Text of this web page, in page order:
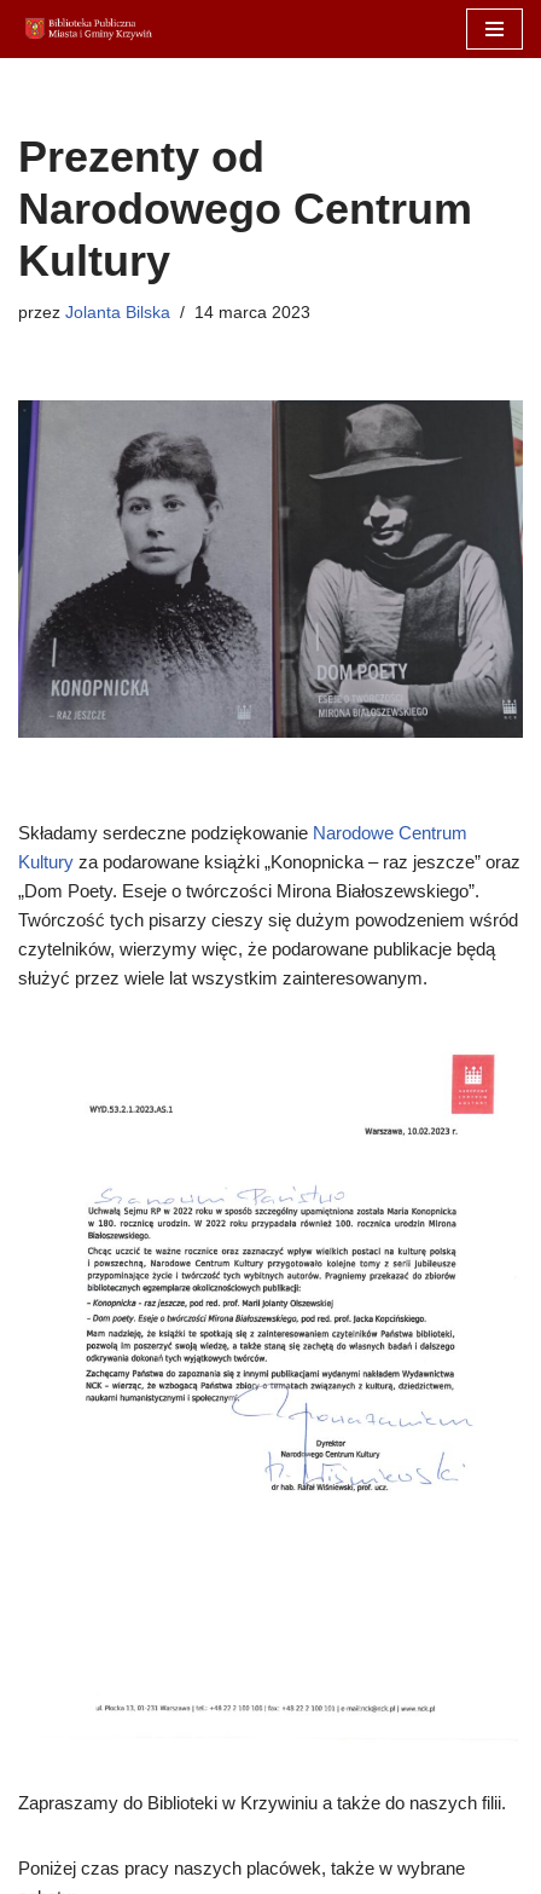
Przejdź
Prezenty od
Narodowego Centrum
Kultury
przez Jolanta Bilska 14 marca 2023
Składamy serdeczne podziękowanie Narodowe Centrum
Kultury za podarowane książki „Konopnicka – raz jeszcze” oraz
„Dom Poety. Eseje o twórczości Mirona Białoszewskiego”.
Twórczość tych pisarzy cieszy się dużym powodzeniem wśród
czytelników, wierzymy więc, że podarowane publikacje będą
służyć przez wiele lat wszystkim zainteresowanym.
Zapraszamy do Biblioteki w Krzywiniu a także do naszych filii.
Poniżej czas pracy naszych placówek, także w wybrane